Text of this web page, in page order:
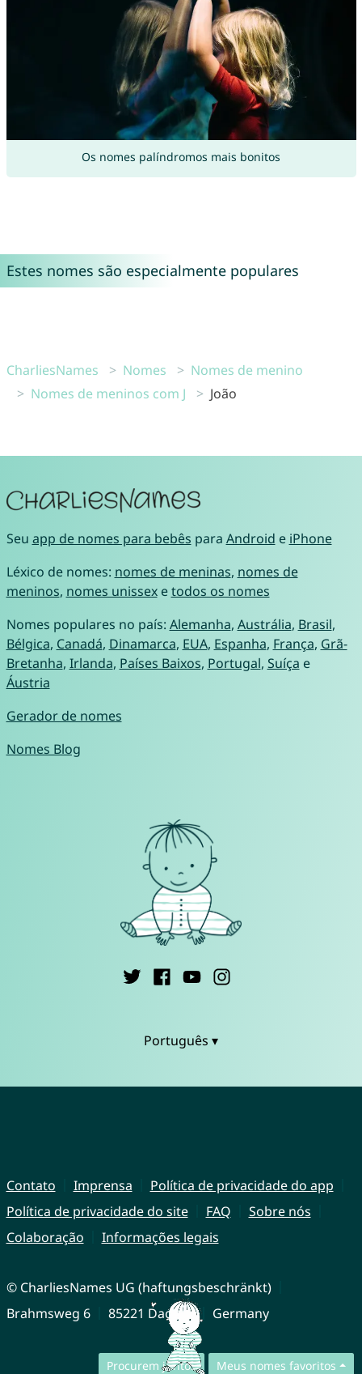
Os nomes palíndromos mais bonitos
Estes nomes são especialmente populares
CharliesNames Nomes
Nomes de menino
Nomes de meninos com J
João
Procurem juntos Meus nomes favoritos
Seu app de nomes para bebês para Android e iPhone
Léxico de nomes: nomes de meninas, nomes de
meninos, nomes unissexetodos os nomes
Nomes populares no país: Alemanha, Austrália, Brasil,
Bélgica, Canadá, Dinamarca, EUA, Espanha, França, Grã-
Bretanha, Irlanda, Países Baixos, Portugal, Suíça e
Áustria
Gerador de nomes
Nomes Blog
Português ▾
Contato Imprensa
Política de privacidade do app
Política de privacidade do site
FAQ
Sobre nós
Colaboração
Informações legais
© CharliesNames UG (haftungsbeschränkt)
Brahmsweg 6
85221 Dachau Germany